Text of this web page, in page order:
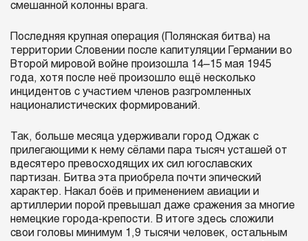
смешанной колонны врага.
Последняя крупная операция (Полянская битва) на
территории Словении после капитуляции Германии во
Второй мировой войне произошла 14–15 мая 1945
года, хотя после неё произошло ещё несколько
инцидентов с участием членов разгромленных
националистических формирований.
Так, больше месяца удерживали город Оджак с
прилегающими к нему сёлами пара тысяч усташей от
вдесятеро превосходящих их сил югославских
партизан. Битва эта приобрела почти эпический
характер. Накал боёв и применением авиации и
артиллерии порой превышал даже сражения за многие
немецкие города-крепости. В итоге здесь сложили
свои головы минимум 1,9 тысячи человек, остальным